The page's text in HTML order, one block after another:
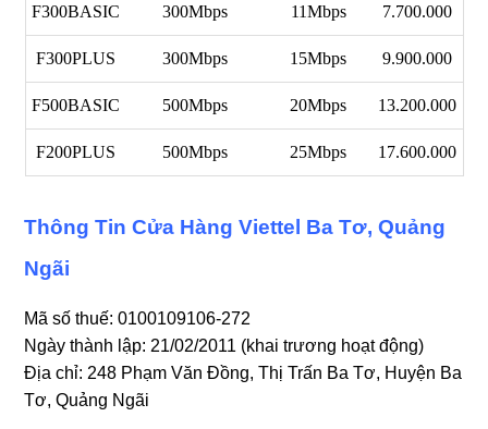
F300BASIC 300Mbps 11Mbps 7.700.000
F300PLUS 300Mbps 15Mbps 9.900.000
F500BASIC 500Mbps 20Mbps 13.200.000
F200PLUS 500Mbps 25Mbps 17.600.000
Thông Tin Cửa Hàng Viettel Ba Tơ, Quảng
Ngãi
Mã số thuế: 0100109106-272
Ngày thành lập: 21/02/2011 (khai trương hoạt động)
Địa chỉ: 248 Phạm Văn Đồng, Thị Trấn Ba Tơ, Huyện Ba
Tơ, Quảng Ngãi